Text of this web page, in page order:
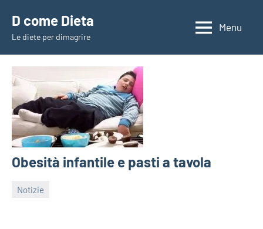
contenuto
D come Dieta
Le diete per dimagrire
Menu
Obesità infantile e pasti a tavola
Notizie